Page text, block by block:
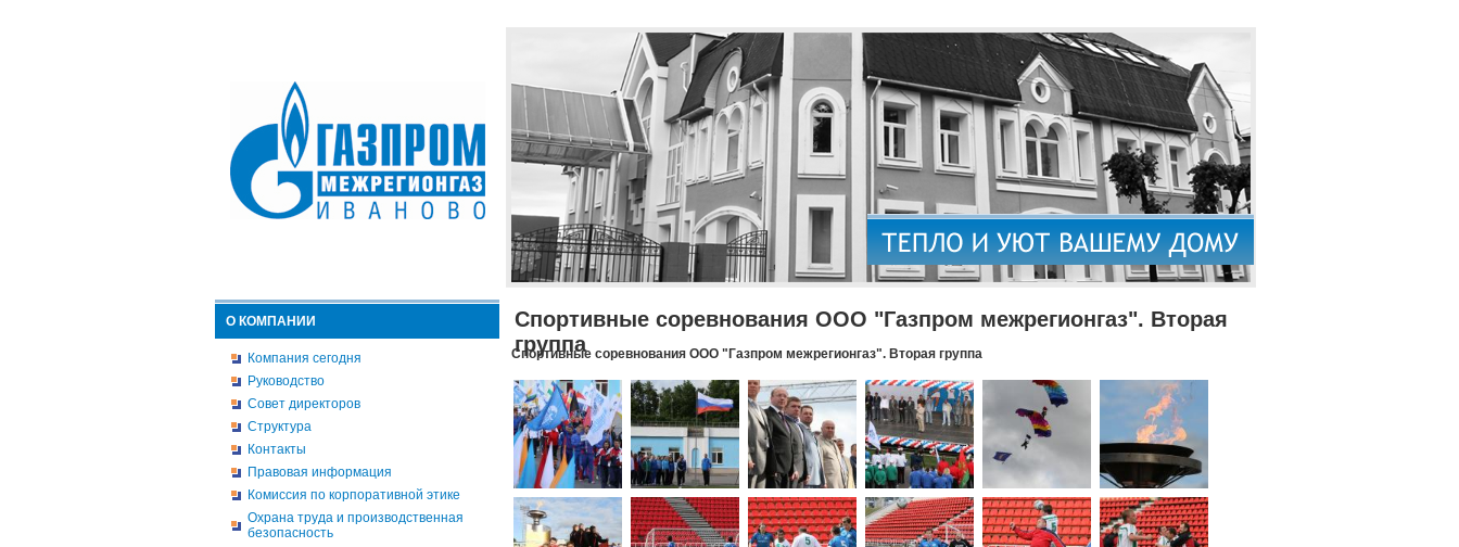
О КОМПАНИИ
Компания сегодня
Руководство
Совет директоров
Структура
Контакты
Правовая информация
Комиссия по корпоративной этике
Охрана труда и производственная
безопасность
Спортивные соревнования ООО "Газпром межрегионгаз". Вторая
группа
Спортивные соревнования ООО "Газпром межрегионгаз". Вторая группа